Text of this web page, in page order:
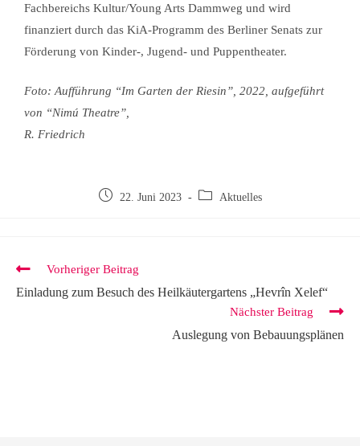
Fachbereichs Kultur/Young Arts Dammweg und wird
finanziert durch das KiA-Programm des Berliner Senats zur
Förderung von Kinder-, Jugend- und Puppentheater.
Foto: Aufführung “Im Garten der Riesin”, 2022, aufgeführt
von “Nimú Theatre”,
R. Friedrich
22. Juni 2023 Aktuelles
Vorheriger Beitrag
Einladung zum Besuch des Heilkäutergartens „Hevrîn Xelef“
Nächster Beitrag
Auslegung von Bebauungsplänen